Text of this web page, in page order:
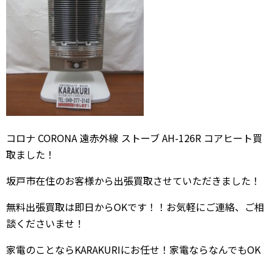
コロナ CORONA 遠赤外線 ストーブ AH-126R コアヒート買
取ました！
坂戸市在住のお客様から出張買取させていただきました！
無料出張買取は即日からOKです！！お気軽にご連絡、ご相
談くださいませ！
家電のことならKARAKURIにお任せ！家電ならなんでもOK